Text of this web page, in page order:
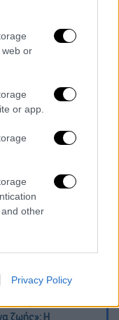
web or
or app.
other
Privacy Policy
Τι
από τη
ύστερα από
και τραυματίες